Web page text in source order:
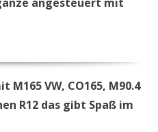
M165 VW, CO165, M90.4
R12 das gibt Spaß im